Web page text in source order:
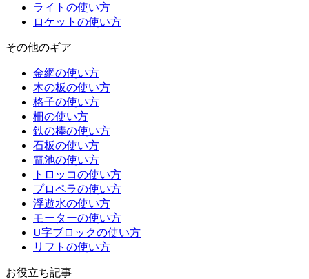
ライトの使い方
ロケットの使い方
その他のギア
金網の使い方
木の板の使い方
格子の使い方
柵の使い方
鉄の棒の使い方
石板の使い方
電池の使い方
トロッコの使い方
プロペラの使い方
浮遊水の使い方
モーターの使い方
U字ブロックの使い方
リフトの使い方
お役立ち記事